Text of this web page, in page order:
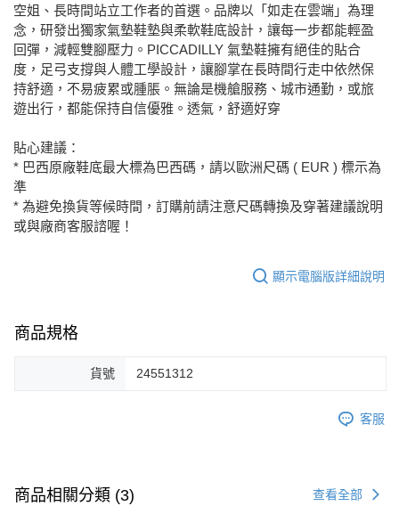
宅配
免運費
空姐、長時間站立工作者的首選。品牌以「如走在雲端」為理
念，研發出獨家氣墊鞋墊與柔軟鞋底設計，讓每一步都能輕盈
回彈，減輕雙腳壓力。PICCADILLY 氣墊鞋擁有絕佳的貼合
度，足弓支撐與人體工學設計，讓腳掌在長時間行走中依然保
持舒適，不易疲累或腫脹。無論是機艙服務、城市通勤，或旅
遊出行，都能保持自信優雅。透氣，舒適好穿
貼心建議：
* 巴西原廠鞋底最大標為巴西碼，請以歐洲尺碼 ( EUR ) 標示為
準
* 為避免換貨等候時間，訂購前請注意尺碼轉換及穿著建議說明
或與廠商客服諮喔！
顯示電腦版詳細說明
商品規格
貨號 24551312
客服
商品相關分類 (3) 查看全部